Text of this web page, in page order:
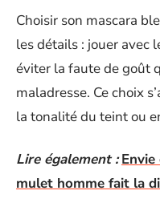
Choisir son mascara
les détails : jouer avec
éviter la faute de goût
maladresse. Ce choix
la tonalité du teint ou
Lire également :
mulet homme fait la